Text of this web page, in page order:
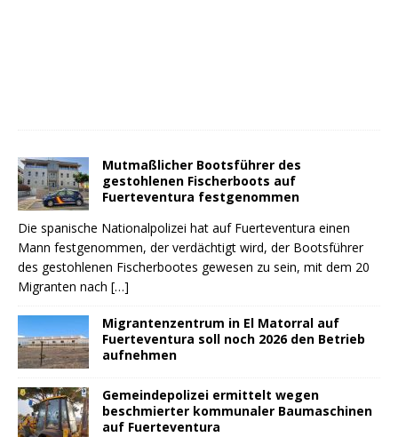
Mutmaßlicher Bootsführer des
gestohlenen Fischerboots auf
Fuerteventura festgenommen
Die spanische Nationalpolizei hat auf Fuerteventura einen
Mann festgenommen, der verdächtigt wird, der Bootsführer
des gestohlenen Fischerbootes gewesen zu sein, mit dem 20
Migranten nach […]
Migrantenzentrum in El Matorral auf
Fuerteventura soll noch 2026 den Betrieb
aufnehmen
Gemeindepolizei ermittelt wegen
beschmierter kommunaler Baumaschinen
auf Fuerteventura